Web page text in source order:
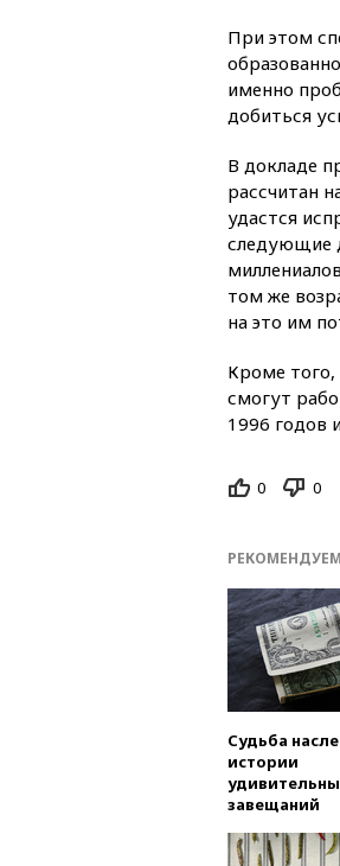
При этом
именно
добиться
В докладе
рассчитан
удастся
следующие
том же
на это им
Кроме
смогут
1996 годов
0 0
Судьба
истории
завещаний